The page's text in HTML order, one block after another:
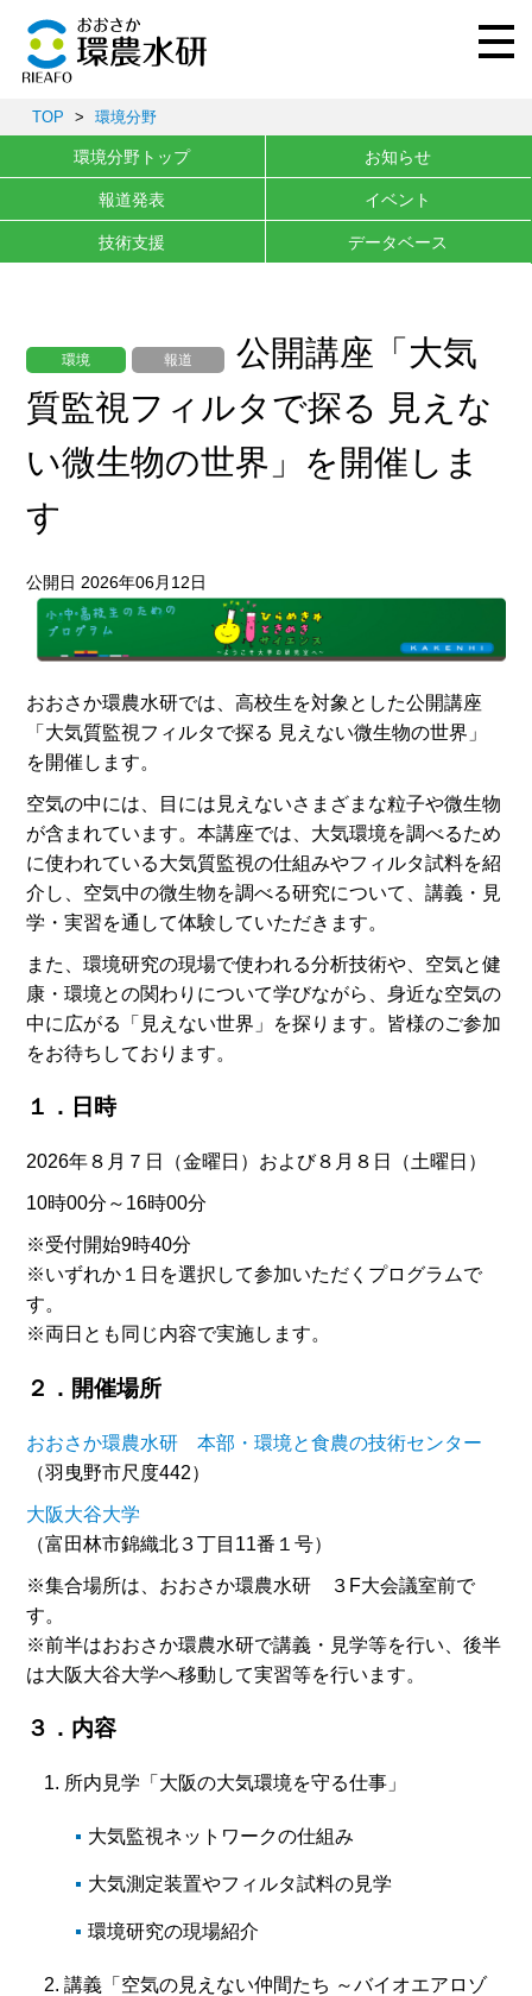
TOP > 環境分野
環境分野トップ お知らせ
報道発表 イベント
技術支援 データベース
環境 報道
公開講座「大気
質監視フィルタで探る 見えな
い微生物の世界」を開催しま
す
公開日 2026年06月12日
おおさか環農水研では、高校生を対象とした公開講座
「大気質監視フィルタで探る 見えない微生物の世界」
を開催します。
空気の中には、目には見えないさまざまな粒子や微生物
が含まれています。本講座では、大気環境を調べるため
に使われている大気質監視の仕組みやフィルタ試料を紹
介し、空気中の微生物を調べる研究について、講義・見
学・実習を通して体験していただきます。
また、環境研究の現場で使われる分析技術や、空気と健
康・環境との関わりについて学びながら、身近な空気の
中に広がる「見えない世界」を探ります。皆様のご参加
をお待ちしております。
１．日時
2026年８月７日（金曜日）および８月８日（土曜日）
10時00分～16時00分
※受付開始9時40分
※いずれか１日を選択して参加いただくプログラムで
す。
※両日とも同じ内容で実施します。
２．開催場所
おおさか環農水研 本部・環境と食農の技術センター
（羽曳野市尺度442）
大阪大谷大学
（富田林市錦織北３丁目11番１号）
※集合場所は、おおさか環農水研 ３F大会議室前で
す。
※前半はおおさか環農水研で講義・見学等を行い、後半
は大阪大谷大学へ移動して実習等を行います。
３．内容
所内見学「大阪の大気環境を守る仕事」
大気監視ネットワークの仕組み
大気測定装置やフィルタ試料の見学
環境研究の現場紹介
講義「空気の見えない仲間たち ～バイオエアロゾ